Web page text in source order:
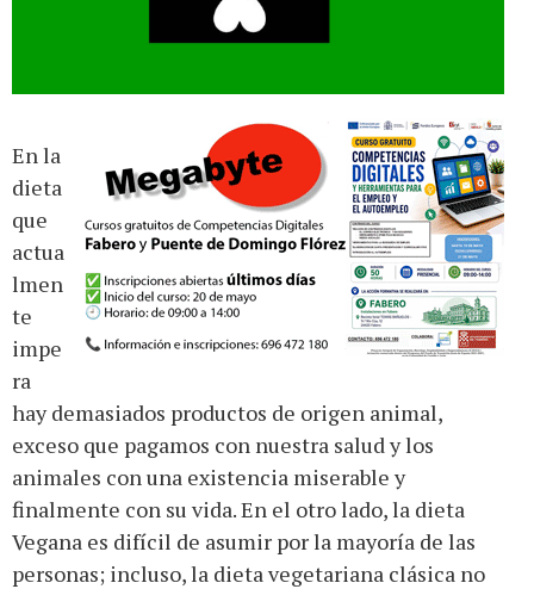
En la
dieta
que
actua
lmen
te
impe
ra
hay demasiados productos de origen animal,
exceso que pagamos con nuestra salud y los
animales con una existencia miserable y
finalmente con su vida. En el otro lado, la dieta
Vegana es difícil de asumir por la mayoría de las
personas; incluso, la dieta vegetariana clásica no